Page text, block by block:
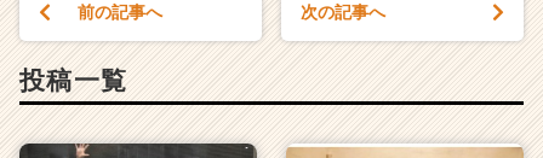
前の記事へ 次の記事へ
投稿一覧